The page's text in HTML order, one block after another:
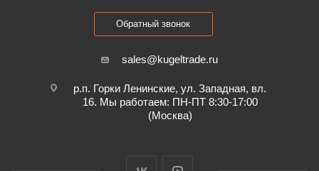
Обратный звонок
sales@kugeltrade.ru
р.п. Горки Ленинские, ул. Западная, вл.
16. Мы работаем: ПН-ПТ 8:30-17:00
(Москва)